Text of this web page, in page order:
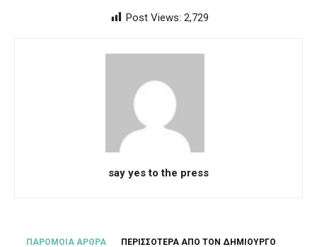
Post Views: 2,729
say yes to the press
ΠΑΡΟΜΟΙΑ ΑΡΘΡΑ ΠΕΡΙΣΣΟΤΕΡΑ ΑΠΟ ΤΟΝ ΔΗΜΙΟΥΡΓΟ